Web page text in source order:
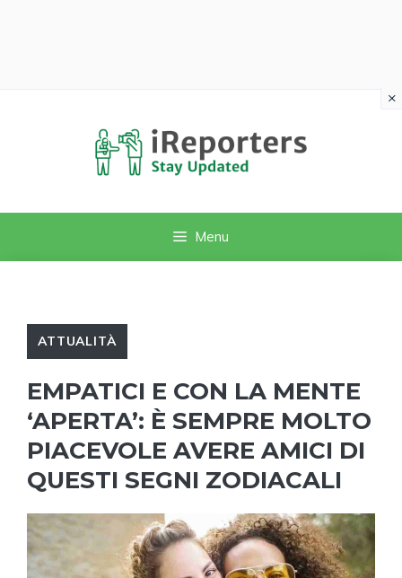
Menu
ATTUALITÀ
EMPATICI E CON LA MENTE
‘APERTA’: È SEMPRE MOLTO
PIACEVOLE AVERE AMICI DI
QUESTI SEGNI ZODIACALI
×